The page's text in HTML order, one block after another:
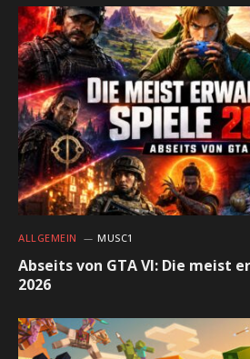
ALLGEMEIN MUSC1
Abseits von GTA VI: Die meist
2026